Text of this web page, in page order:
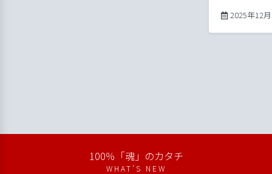
2025年12
100％「魂」のカタチ
WHAT’S NEW